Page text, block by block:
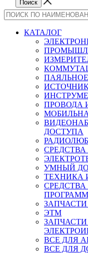
КАТАЛОГ
ПРОВОДА
ДОСТУПА
УМНЫЙ
ТЕХНИКА
СРЕДСТВА
ЭТМ
ВСЕ ДЛЯ
ВСЕ ДЛЯ